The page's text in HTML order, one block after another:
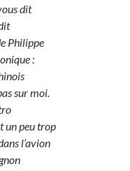
dit
Philippe
:
sur moi.
un peu trop
l’avion